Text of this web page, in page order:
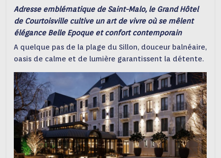
Adresse emblématique de Saint-Malo, le Grand Hôtel
de Courtoisville cultive un art de vivre où se mêlent
élégance Belle Epoque et confort contemporain
A quelque pas de la plage du Sillon, douceur balnéaire,
oasis de calme et de lumière garantissent la détente.